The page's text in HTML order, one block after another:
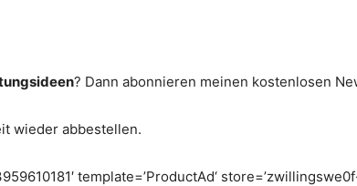
? Dann abonnieren meinen kostenlosen
wieder abbestellen.
template=’ProductAd‘